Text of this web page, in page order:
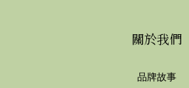
關於我們
品牌故事